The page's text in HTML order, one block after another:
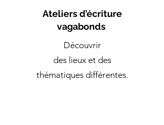
Ateliers d’écriture
vagabonds
Découvrir
des lieux et des
thématiques différentes.